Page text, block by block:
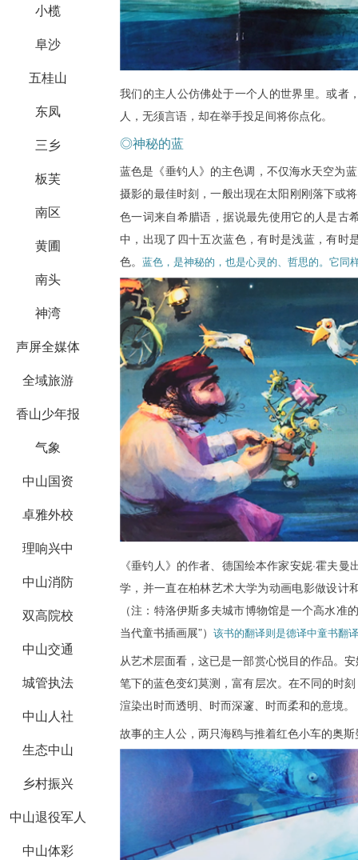
小榄
阜沙
五桂山
东凤
三乡
板芙
南区
黄圃
南头
神湾
声屏全媒体
全域旅游
香山少年报
气象
中山国资
卓雅外校
理响兴中
中山消防
双高院校
中山交通
城管执法
中山人社
生态中山
乡村振兴
中山退役军人
中山体彩
我们的主人公仿佛处于一个人的世界里。或者
人，无须言语，却在举手投足间将你点化。
◎神秘的蓝
蓝色是《垂钓人》的主色调，不仅海水天空为
摄影的最佳时刻，一般出现在太阳刚刚落下或
色一词来自希腊语，据说最先使用它的人是古
中，出现了四十五次蓝色，有时是浅蓝，有时
色。 蓝色，是神秘的，也是心灵的、哲思的。它同
《垂钓人》的作者、德国绘本作家安妮·霍夫
学，并一直在柏林艺术大学为动画电影做设计
（注：特洛伊斯多夫城市博物馆是一个高水
当代童书插画展”） 该书的翻译则是德译中童书翻
从艺术层面看，这已是一部赏心悦目的作品。
笔下的蓝色变幻莫测，富有层次。在不同的时
渲染出时而透明、时而深邃、时而柔和的意境。
故事的主人公，两只海鸥与推着红色小车的奥